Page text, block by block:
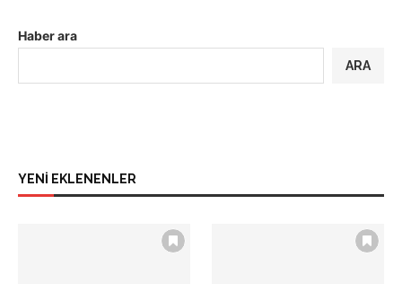
Haber ara
ARA
YENİ EKLENENLER